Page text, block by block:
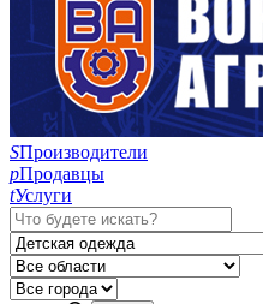
SПроизводители
pПродавцы
tУслуги